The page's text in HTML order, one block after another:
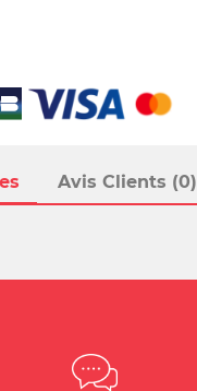
Avis Clients (0)